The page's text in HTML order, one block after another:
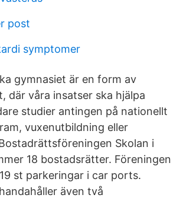
post
symptomer
gymnasiet är en form av
där våra insatser ska hjälpa
studier antingen på nationellt
vuxenutbildning eller
Skolan i
18 bostadsrätter. Föreningen
st parkeringar i car ports.
även två